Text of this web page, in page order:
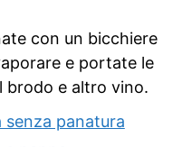
con un bicchiere
e portate le
brodo e altro vino.
panatura